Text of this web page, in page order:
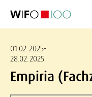
01.02.2025-
28.02.2025
Empiria